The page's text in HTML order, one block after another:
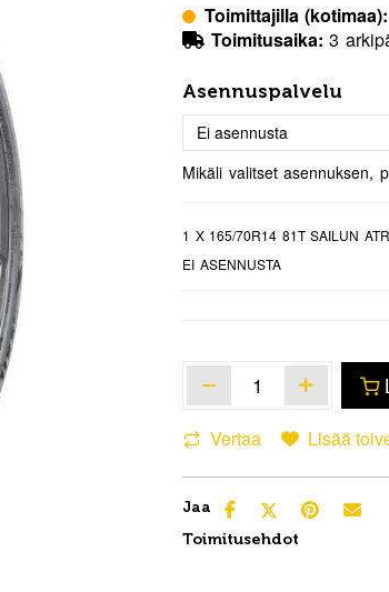
Toimittajilla (kotimaa):
Toimitusaika: 3
Asennuspalvelu
Mikäli valitset asennuksen,
1 X 165/70R14 81T SAILUN
EI ASENNUSTA
Vertaa Lisää
Jaa
Toimitusehdot